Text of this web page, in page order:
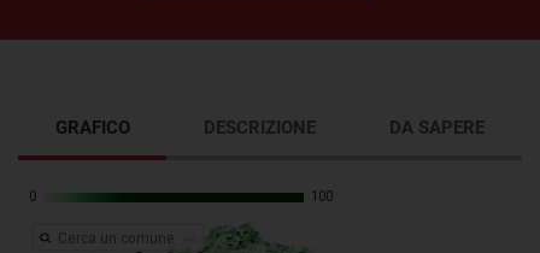
GRAFICO DESCRIZIONE DA SAPERE